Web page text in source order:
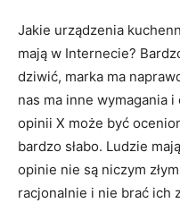
Jakie urządzenia
mają w Internecie?
dziwić, marka ma
nas ma inne wymagania
opinii X może być
bardzo słabo. Ludzie
opinie nie są niczym
racjonalnie i nie brać ich